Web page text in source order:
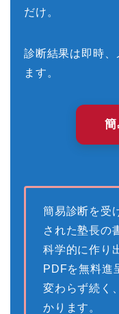
だけ。
診断結果は即時
ます。
簡
簡易診断を受
された塾長の
科学的に作り
PDFを無料進
変わらず続く
かります。